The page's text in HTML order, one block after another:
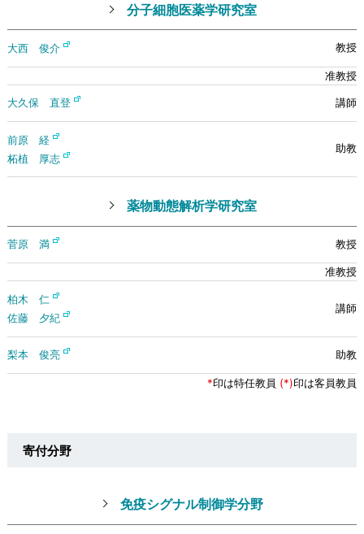
分子細胞医薬学研究室
大西 俊介
大久保 直登
前原 経
柘植 厚志
薬物動態解析学研究室
菅原 満
柏木 仁
佐藤 夕紀
梨本 俊亮
*印は特任教員 (*)印は客員教員
寄付分野
免疫シグナル制御学分野